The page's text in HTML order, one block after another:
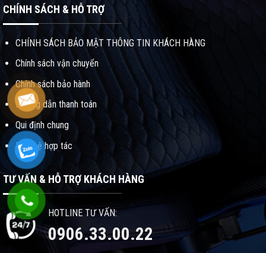
CHÍNH SÁCH & HỖ TRỢ
CHÍNH SÁCH BẢO MẬT THÔNG TIN KHÁCH HÀNG
Chính sách vận chuyển
Chính sách bảo hành
Hướng dẫn thanh toán
Qui định chung
Liên hệ hợp tác
TƯ VẤN & HỖ TRỢ KHÁCH HÀNG
HOTLINE TƯ VẤN:
0906.33.00.22